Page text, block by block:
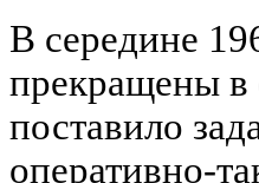
В середине
прекращены в
поставило
оперативно-